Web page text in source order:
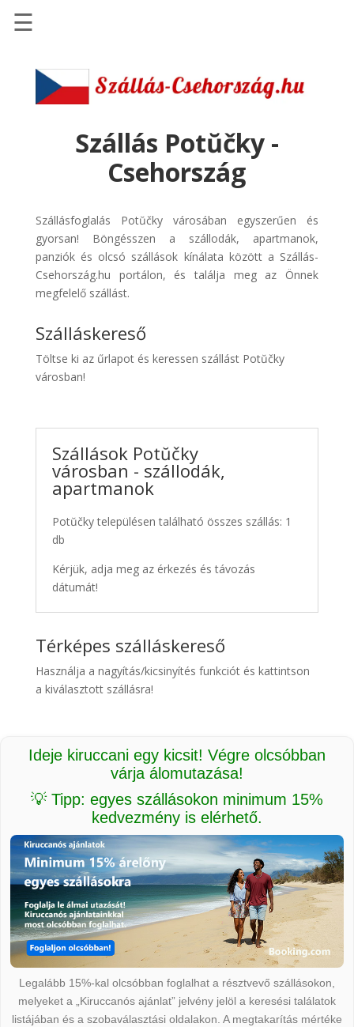
Szállások
Szállásinfo.eu
pénzvisszatérítéssel
Discover
Cars
Transzfer
Kiwi
Taxi
☰
Szállás Potŭčky -
Csehország
Szállásfoglalás Potŭčky városában egyszerűen és
gyorsan! Böngésszen a szállodák, apartmanok,
panziók és olcsó szállások kínálata között a Szállás-
Csehország.hu portálon, és találja meg az Önnek
megfelelő szállást.
Szálláskereső
Töltse ki az űrlapot és keressen szállást Potŭčky
városban!
Szállások Potŭčky
városban - szállodák,
apartmanok
Potŭčky településen található összes szállás: 1
db
Kérjük, adja meg az érkezés és távozás
dátumát!
Térképes szálláskereső
Használja a nagyítás/kicsinyítés funkciót és kattintson
a kiválasztott szállásra!
Ideje kiruccani egy kicsit! Végre olcsóbban
várja álomutazása!
💡 Tipp: egyes szállásokon minimum 15%
kedvezmény is elérhető.
Legalább 15%-kal olcsóbban foglalhat a résztvevő szállásokon,
melyeket a „Kiruccanós ajánlat” jelvény jelöl a keresési találatok
listájában és a szobaválasztási oldalakon. A megtakarítás mértéke